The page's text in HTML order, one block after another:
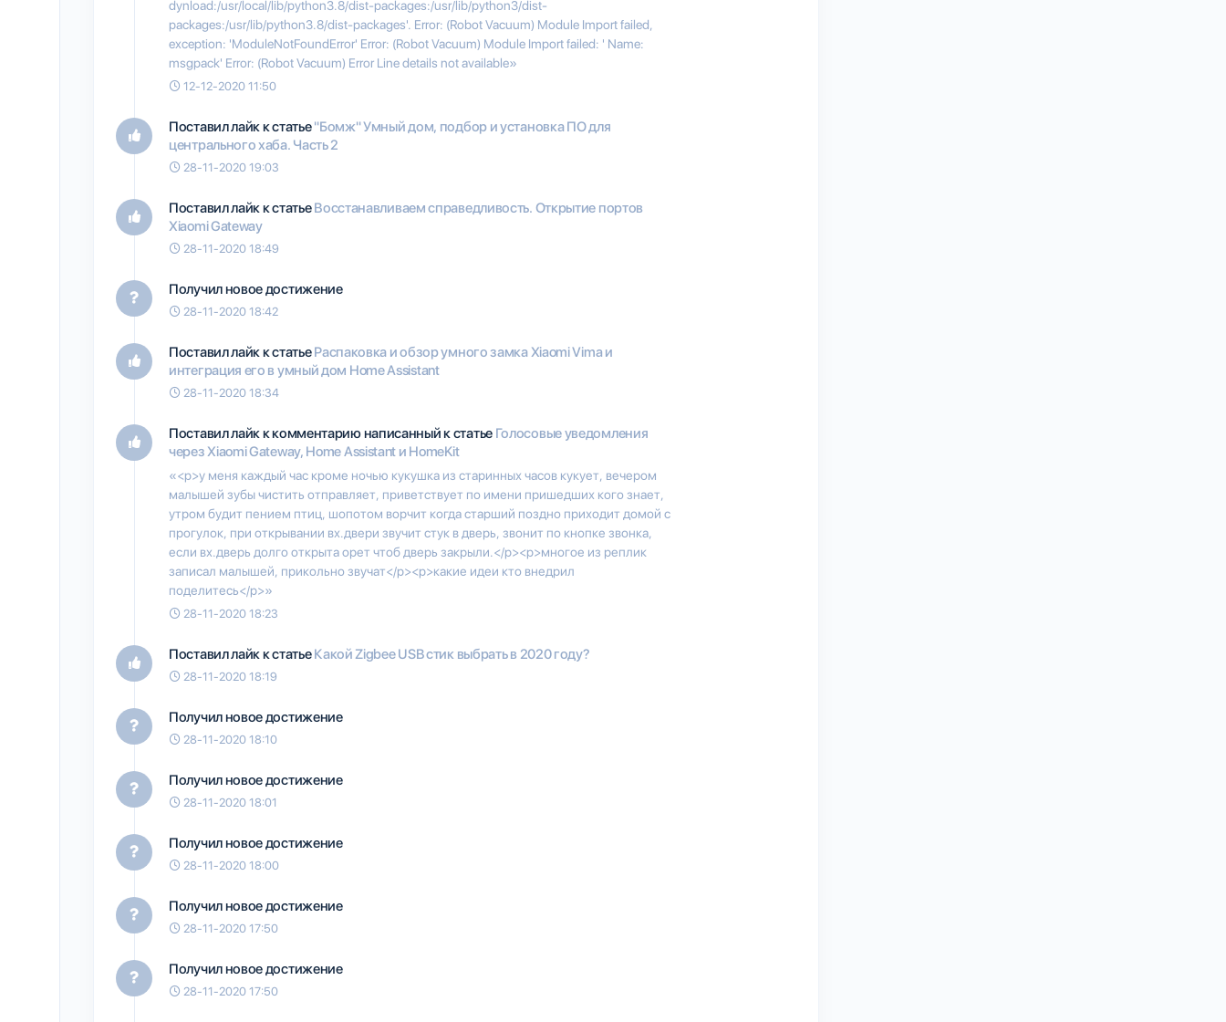
dynload:/usr/local/lib/python3.8/dist-packages:/usr/lib/python3/dist-
packages:/usr/lib/python3.8/dist-packages'. Error: (Robot Vacuum) Module Import failed,
exception: 'ModuleNotFoundError' Error: (Robot Vacuum) Module Import failed: ' Name:
msgpack' Error: (Robot Vacuum) Error Line details not available»
12-12-2020 11:50
Поставил лайк к статье"Бомж" Умный дом, подбор и установка ПО для
центрального хаба. Часть 2
28-11-2020 19:03
Поставил лайк к статьеВосстанавливаем справедливость. Открытие портов
Xiaomi Gateway
28-11-2020 18:49
Получил новое достижение
28-11-2020 18:42
Поставил лайк к статьеРаспаковка и обзор умного замка Xiaomi Vima и
интеграция его в умный дом Home Assistant
28-11-2020 18:34
Поставил лайк к комментарию написанный к статье Голосовые уведомления
через Xiaomi Gateway, Home Assistant и HomeKit
«<p>у меня каждый час кроме ночью кукушка из старинных часов кукует, вечером
малышей зубы чистить отправляет, приветствует по имени пришедших кого знает,
утром будит пением птиц, шопотом ворчит когда старший поздно приходит домой с
прогулок, при открывании вх.двери звучит стук в дверь, звонит по кнопке звонка,
если вх.дверь долго открыта орет чтоб дверь закрыли.</p><p>многое из реплик
записал малышей, прикольно звучат</p><p>какие идеи кто внедрил
поделитесь</p>»
28-11-2020 18:23
Поставил лайк к статьеКакой Zigbee USB стик выбрать в 2020 году?
28-11-2020 18:19
Получил новое достижение
28-11-2020 18:10
Получил новое достижение
28-11-2020 18:01
Получил новое достижение
28-11-2020 18:00
Получил новое достижение
28-11-2020 17:50
Получил новое достижение
28-11-2020 17:50